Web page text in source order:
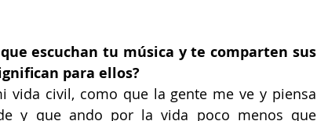
escuchan tu música y te comparten sus
para ellos?
vida civil, como que la gente me ve y piensa
y que ando por la vida poco menos que